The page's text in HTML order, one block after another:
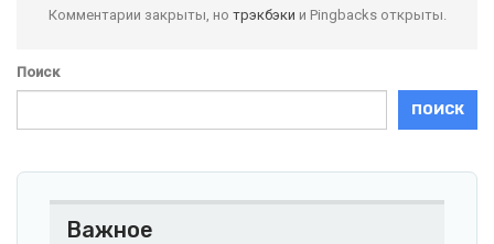
Комментарии закрыты, но трэкбэки и Pingbacks открыты.
Поиск
ПОИСК
Важное